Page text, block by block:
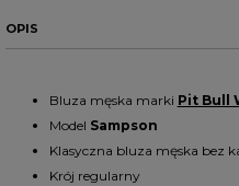
OPIS
Bluza męska marki Pit Bull
Model Sampson
Klasyczna bluza męska bez
Krój regularny